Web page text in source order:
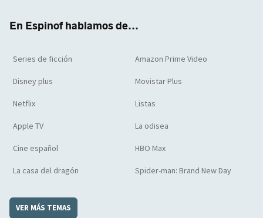
En Espinof hablamos de...
Series de ficción Amazon Prime Video
Disney plus Movistar Plus
Netflix Listas
Apple TV La odisea
Cine español HBO Max
La casa del dragón Spider-man: Brand New Day
VER MÁS TEMAS